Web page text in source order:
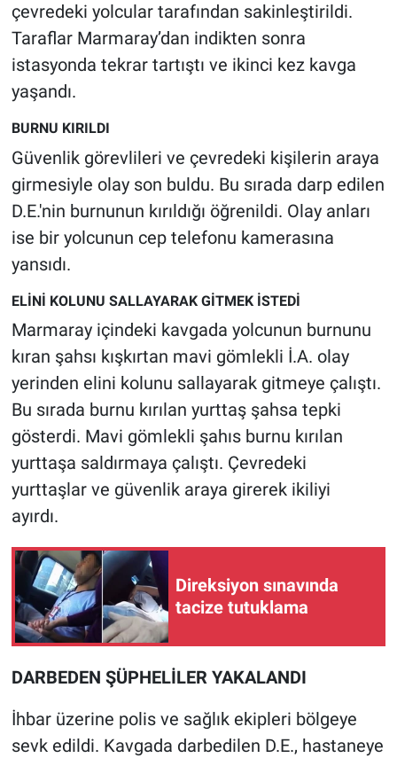
çevredeki yolcular tarafından sakinleştirildi.
Taraflar Marmaray’dan indikten sonra
istasyonda tekrar tartıştı ve ikinci kez kavga
yaşandı.
BURNU KIRILDI
Güvenlik görevlileri ve çevredeki kişilerin araya
girmesiyle olay son buldu. Bu sırada darp edilen
D.E.'nin burnunun kırıldığı öğrenildi. Olay anları
ise bir yolcunun cep telefonu kamerasına
yansıdı.
ELİNİ KOLUNU SALLAYARAK GİTMEK İSTEDİ
Marmaray içindeki kavgada yolcunun burnunu
kıran şahsı kışkırtan mavi gömlekli İ.A. olay
yerinden elini kolunu sallayarak gitmeye çalıştı.
Bu sırada burnu kırılan yurttaş şahsa tepki
gösterdi. Mavi gömlekli şahıs burnu kırılan
yurttaşa saldırmaya çalıştı. Çevredeki
yurttaşlar ve güvenlik araya girerek ikiliyi
ayırdı.
Direksiyon sınavında
tacize tutuklama
DARBEDEN ŞÜPHELİLER YAKALANDI
İhbar üzerine polis ve sağlık ekipleri bölgeye
sevk edildi. Kavgada darbedilen D.E., hastaneye
Nedir
Popüler
Programlar
Sağlık
Spor
Teknoloji
Türkiye'nin Gündemi
Yerel Gündem
Yerel Yaşam
Canlı Yayın